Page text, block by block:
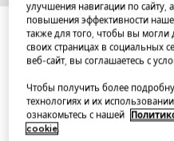
Кружка Herbarium с
улучшения навигации по сайту,
повышения эффективности
также для того, чтобы вы могли
своих страницах в социальных
веб-сайт, вы соглашаетесь с
Чтобы получить более
технологиях и их
ознакомьтесь с нашей
cookie.